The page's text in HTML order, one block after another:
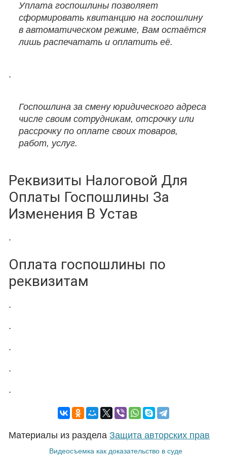
Уплата госпошлины позволяет
сформировать квитанцию на госпошлину
в автоматическом режиме, Вам остаётся
лишь распечатать и оплатить её.
.
Госпошлина за смену юридического адреса
числе своим сотрудникам, отсрочку или
рассрочку по оплате своих товаров,
работ, услуг.
Реквизиты Налоговой Для
Оплаты Госпошлины За
Изменения В Устав
.
Оплата госпошлины по
реквизитам
.
.
.
.
.
Материалы из разделаЗащита авторских прав
Видеосъемка как доказательство в суде